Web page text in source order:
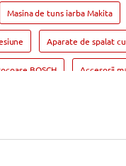
Masina de tuns iarba Makita
Aparate de spalat
BOSCH Accesorii